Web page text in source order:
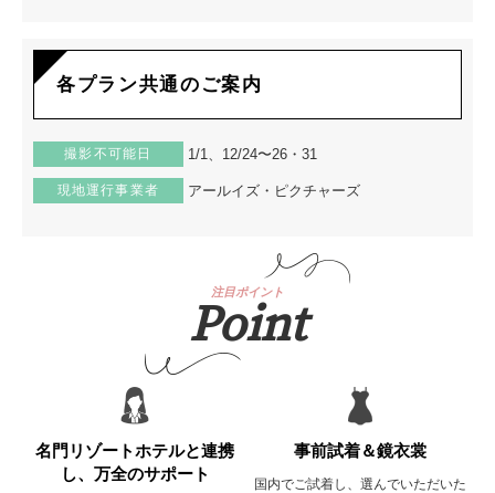
各プラン共通のご案内
撮影不可能日 1/1、12/24〜26・31
現地運行事業者 アールイズ・ピクチャーズ
注目ポイント
Point
名門リゾートホテルと連携
し、万全のサポート
事前試着＆鏡衣裳
国内でご試着し、選んでいただいた